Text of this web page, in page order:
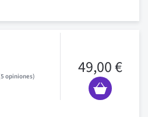
5 opiniones 49,00 €